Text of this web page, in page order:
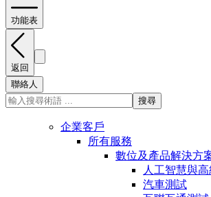
功能表
返回
聯絡人
搜尋
企業客戶
所有服務
數位及產品解決方
人工智慧與
汽車測試